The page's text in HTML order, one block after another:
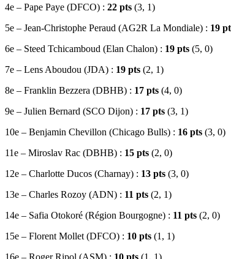
4e – Pape Paye (DFCO) : 22 pts (3, 1)
5e – Jean-Christophe Peraud (AG2R La Mondiale) : 19
6e – Steed Tchicamboud (Elan Chalon) : 19 pts (5, 0)
7e – Lens Aboudou (JDA) : 19 pts (2, 1)
8e – Franklin Bezzera (DBHB) : 17 pts (4, 0)
9e – Julien Bernard (SCO Dijon) : 17 pts (3, 1)
10e – Benjamin Chevillon (Chicago Bulls) : 16 pts (3, 0)
11e – Miroslav Rac (DBHB) : 15 pts (2, 0)
12e – Charlotte Ducos (Charnay) : 13 pts (3, 0)
13e – Charles Rozoy (ADN) : 11 pts (2, 1)
14e – Safia Otokoré (Région Bourgogne) : 11 pts (2, 0)
15e – Florent Mollet (DFCO) : 10 pts (1, 1)
16e – Roger Ripol (ASM) : 10 pts (1, 1)